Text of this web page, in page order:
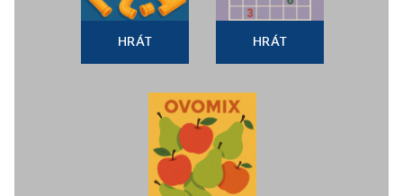
HRÁT HRÁT